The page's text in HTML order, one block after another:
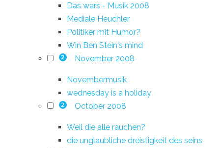
Das wars - Musik 2008
Mediale Heuchler
Politiker mit Humor?
Win Ben Stein's mind
2 November 2008
Novembermusik
wednesday is a holiday
2 October 2008
Weil die alle rauchen?
die unglaubliche dreistigkeit des seins